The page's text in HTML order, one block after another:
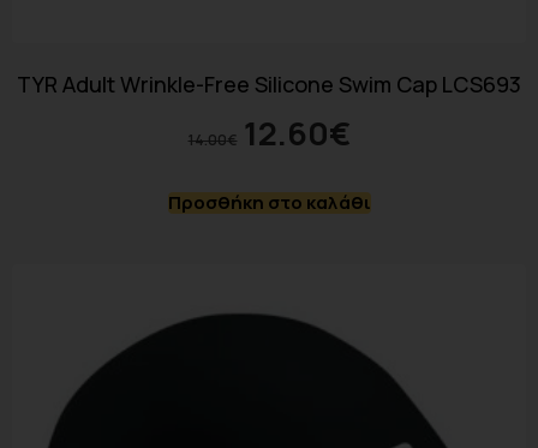
TYR Adult Wrinkle-Free Silicone Swim Cap LCS693
14.00€ 12.60€
Προσθήκη στο καλάθι